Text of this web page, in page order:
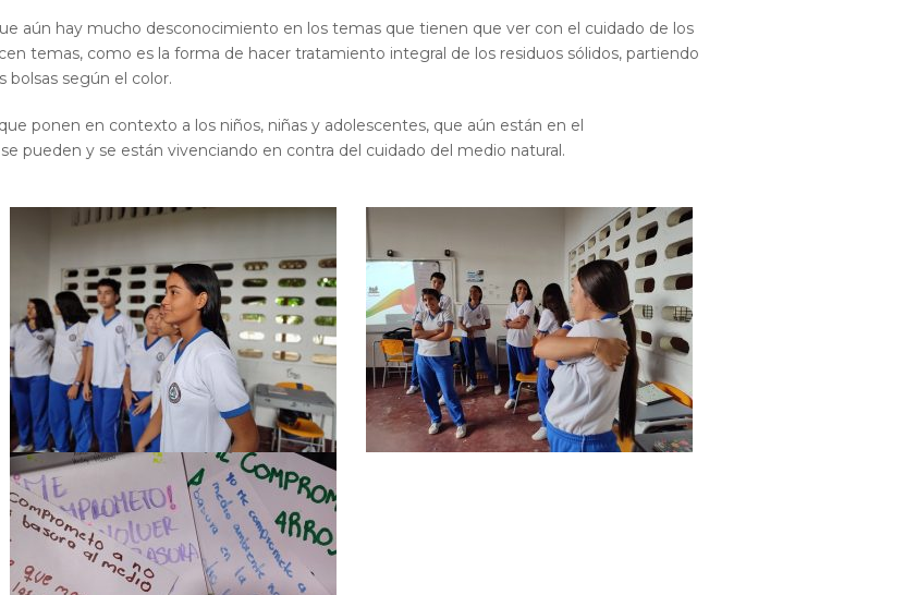
aún hay mucho desconocimiento en los temas que tienen que ver con el cuidado de los
temas, como es la forma de hacer tratamiento integral de los residuos sólidos, partiendo
bolsas según el color.
ponen en contexto a los niños, niñas y adolescentes, que aún están en el
pueden y se están vivenciando en contra del cuidado del medio natural.